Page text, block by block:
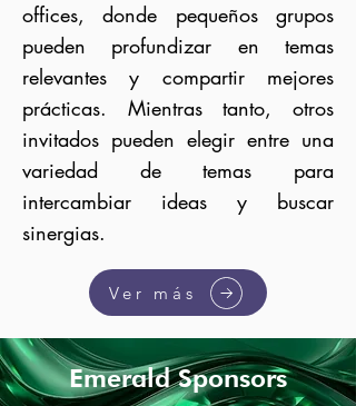
offices, donde pequeños grupos
pueden profundizar en temas
relevantes y compartir mejores
prácticas. Mientras tanto, otros
invitados pueden elegir entre una
variedad de temas para
intercambiar ideas y buscar
sinergias.
Ver más
Emerald Sponsors